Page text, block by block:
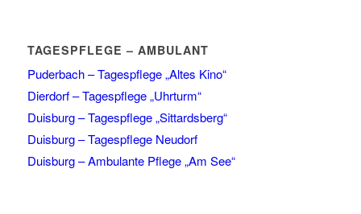
TAGESPFLEGE – AMBULANT
Puderbach – Tagespflege „Altes Kino“
Dierdorf – Tagespflege „Uhrturm“
Duisburg – Tagespflege „Sittardsberg“
Duisburg – Tagespflege Neudorf
Duisburg – Ambulante Pflege „Am See“